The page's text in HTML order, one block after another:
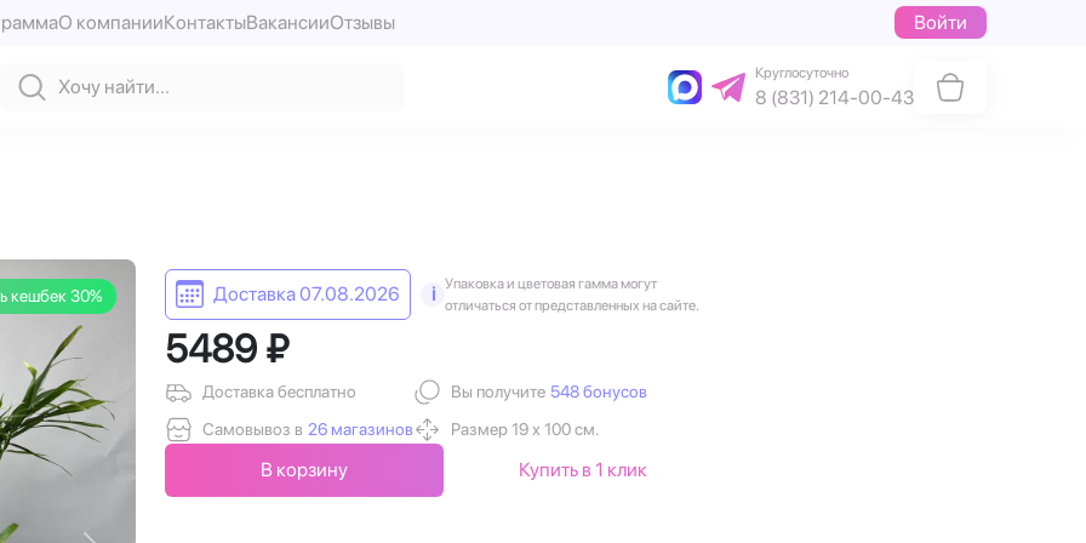
О компанииКонтактыВакансииОтзывы Войти
Круглосуточно
8 (831) 214-00-43
кешбек 30% Доставка 07.08.2026 i
Упаковка и цветовая гамма могут
отличаться от представленных на сайте.
5489 ₽
Доставка бесплатно
Самовывоз в 26 магазинов
Вы получите 548 бонусов
Размер 19 х 100 см.
В корзину Купить в 1 клик